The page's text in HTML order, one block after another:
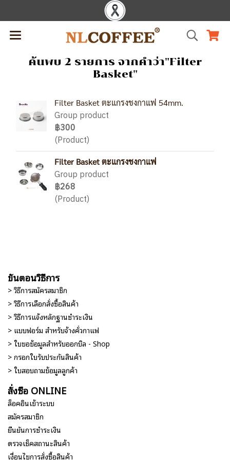
ค้นพบ 2 รายการ จากคำว่า"Filter
Basket"
Filter Basket ตะแกรงชงกาแฟ 54mm.
Group product
฿300
(Product)
Filter Basket ตะแกรงชงกาแฟ
Group product
฿268
(Product)
ขั้นตอนวิธีการ
> วิธีการสมัครสมาชิก
> วิธีการเลือกสั่งซื้อสินค้า
> วิธีการแจ้งหลักฐานชำระเงิน
> แบบฟอร์ม สำหรับจ้างคั่วกาแฟ
> ใบขอข้อมูลสำหรับออกบิล - Shop
> กรอกใบรับประกันสินค้า
> ใบสอบถามข้อมูลลูกค้า
สั่งซื้อ ONLINE
ล็อคอินเข้าระบบ
สมัครสมาชิก
ยืนยันการชำระเงิน
ตรวจเช็คสถานะสินค้า
เงื่อนไขการสั่งซื้อสินค้า